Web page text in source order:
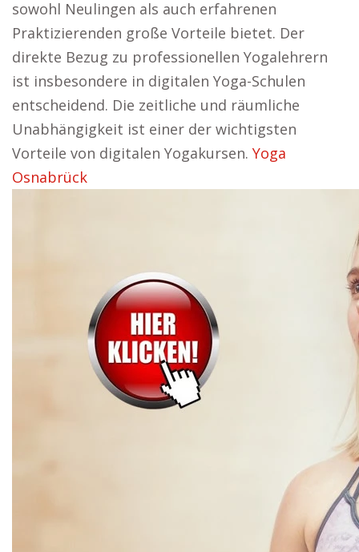
sowohl Neulingen als auch erfahrenen
Praktizierenden große Vorteile bietet. Der
direkte Bezug zu professionellen Yogalehrern
ist insbesondere in digitalen Yoga-Schulen
entscheidend. Die zeitliche und räumliche
Unabhängigkeit ist einer der wichtigsten
Vorteile von digitalen Yogakursen. Yoga
Osnabrück